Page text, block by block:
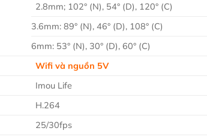
2.8mm; 102° (N), 54° (D), 120° (C)
3.6mm: 89° (N), 46° (D), 108° (C)
6mm: 53° (N), 30° (D), 60° (C)
Wifi và nguồn 5V
Imou Life
H.264
25/30fps